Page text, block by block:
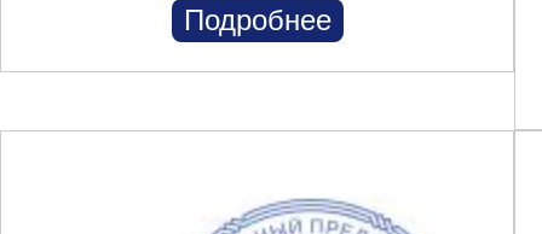
Подробнее